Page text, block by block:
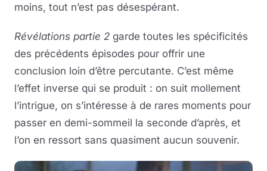
moins, tout n’est pas désespérant.
Révélations partie 2 garde toutes les spécificités
des précédents épisodes pour offrir une
conclusion loin d’être percutante. C’est même
l’effet inverse qui se produit : on suit mollement
l’intrigue, on s’intéresse à de rares moments pour
passer en demi-sommeil la seconde d’après, et
l’on en ressort sans quasiment aucun souvenir.